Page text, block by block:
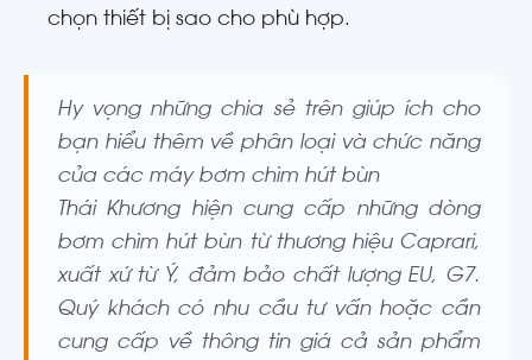
chọn thiết bị sao cho phù hợp.
Hy vọng những chia sẻ trên giúp ích cho
bạn hiểu thêm về phân loại và chức năng
của các máy bơm chìm hút bùn
Thái Khương hiện cung cấp những dòng
bơm chìm hút bùn từ thương hiệu Caprari,
xuất xứ từ Ý, đảm bảo chất lượng EU, G7.
Quý khách có nhu cầu tư vấn hoặc cần
cung cấp về thông tin giá cả sản phẩm